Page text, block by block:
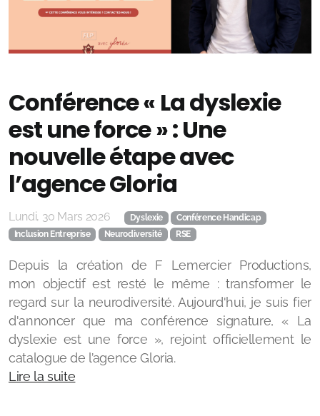
Conférence « La dyslexie
est une force » : Une
nouvelle étape avec
l’agence Gloria
Lundi, 30 Mars 2026 Dyslexie
Conférence Handicap
Inclusion Entreprise
Neurodiversité RSE
Depuis la création de F Lemercier Productions,
mon objectif est resté le même : transformer le
regard sur la neurodiversité. Aujourd'hui, je suis fier
d'annoncer que ma conférence signature, « La
dyslexie est une force », rejoint officiellement le
catalogue de l’agence Gloria.
Lire la suite